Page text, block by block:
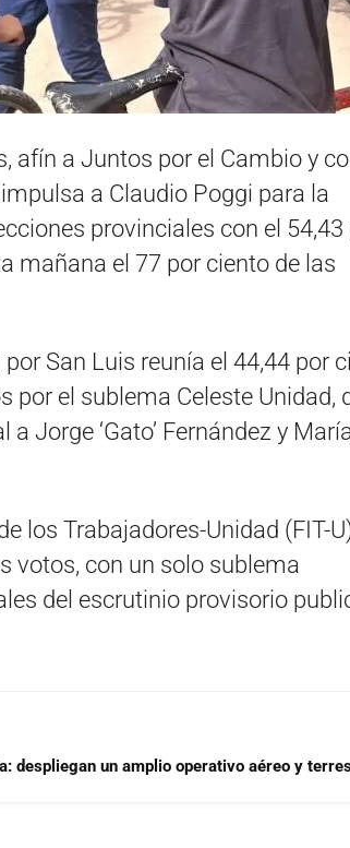
afín a Juntos por el Cambio y
a Claudio Poggi para la
provinciales con el 54,43
mañana el 77 por ciento de las
San Luis reunía el 44,44 por
por el sublema Celeste Unidad,
Jorge ‘Gato’ Fernández y
los Trabajadores-Unidad (FIT-
votos, con un solo sublema
del escrutinio provisorio
despliegan un amplio operativo aéreo y